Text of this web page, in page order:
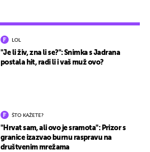
LOL
"Je li živ, zna li se?": Snimka s Jadrana
postala hit, radi li i vaš muž ovo?
ŠTO KAŽETE?
"Hrvat sam, ali ovo je sramota": Prizor s
granice izazvao burnu raspravu na
društvenim mrežama